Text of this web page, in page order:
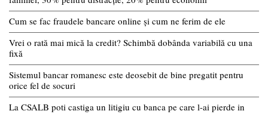
Cum se fac fraudele bancare online și cum ne ferim de ele
Vrei o rată mai mică la credit? Schimbă dobânda variabilă cu una
fixă
Sistemul bancar romanesc este deosebit de bine pregatit pentru
orice fel de socuri
La CSALB poti castiga un litigiu cu banca pe care l-ai pierde in